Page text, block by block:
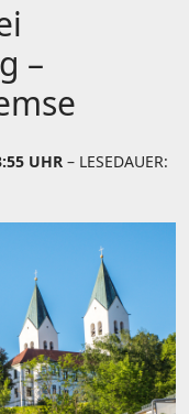
–
UHR – LESEDAUER: